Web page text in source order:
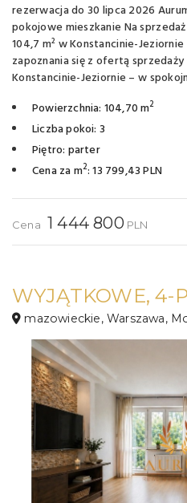
rezerwacja do 30 lipca 2026
pokojowe mieszkanie Na
104,7 m² w Konstancinie-
zapoznania się z ofertą
Konstancinie-Jeziornie – w
Powierzchnia: 104,70 m2
Liczba pokoi: 3
Piętro: parter
Cena za m2: 13 799,43 PLN
Cena 1 444 800 PLN
mazowieckie, Warszawa,